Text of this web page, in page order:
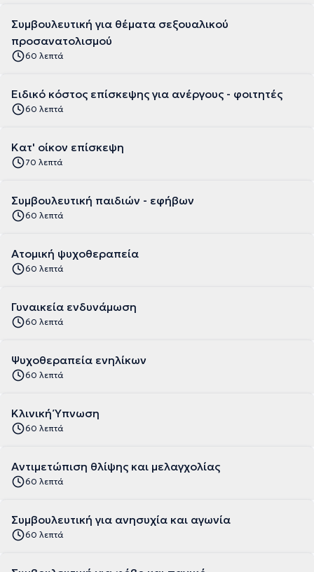
Συμβουλευτική για θέματα σεξουαλικού
προσανατολισμού
60 λεπτά
Ειδικό κόστος επίσκεψης για ανέργους - φοιτητές
60 λεπτά
Κατ' οίκον επίσκεψη
70 λεπτά
Συμβουλευτική παιδιών - εφήβων
60 λεπτά
Ατομική ψυχοθεραπεία
60 λεπτά
Γυναικεία ενδυνάμωση
60 λεπτά
Ψυχοθεραπεία ενηλίκων
60 λεπτά
Κλινική Ύπνωση
60 λεπτά
Αντιμετώπιση θλίψης και μελαγχολίας
60 λεπτά
Συμβουλευτική για ανησυχία και αγωνία
60 λεπτά